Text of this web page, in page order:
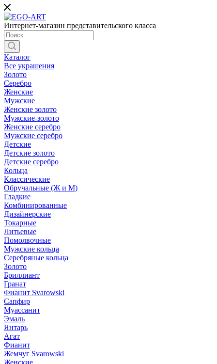
Интернет-магазин представительского класса
Каталог
Все украшения
Золото
Серебро
Женские
Мужские
Женские золото
Мужские-золото
Женские серебро
Мужские серебро
Детские
Детские золото
Детские серебро
Кольца
Классические
Обручальные (Ж и М)
Гладкие
Комбинированные
Дизайнерские
Токарные
Литьевые
Помолвочные
Мужские кольца
Серебряные кольца
Золото
Бриллиант
Гранат
Фианит Svarowski
Сапфир
Муассанит
Эмаль
Янтарь
Агат
Фианит
Жемчуг Svarowski
Женские